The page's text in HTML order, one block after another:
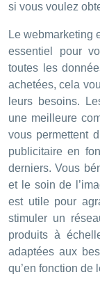
si vous voulez
Le webmarketing
essentiel pour
toutes les
achetées, cela
leurs besoins.
une meilleure
vous permettent
publicitaire en
derniers. Vous
et le soin de
est utile pour
stimuler un
produits à
adaptées aux
qu’en fonction de